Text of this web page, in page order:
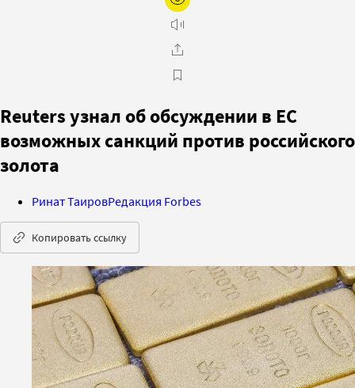
Reuters узнал об обсуждении в ЕС
возможных санкций против российского
золота
Ринат ТаировРедакция Forbes
Копировать ссылку